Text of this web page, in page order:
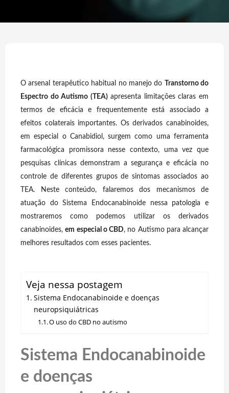
O arsenal terapêutico habitual no manejo do Transtorno do
Espectro do Autismo (TEA)apresenta limitações claras em
termos de eficácia e frequentemente está associado a
efeitos colaterais importantes. Os derivados canabinoides,
em especial o Canabidiol, surgem como uma ferramenta
farmacológica promissora nesse contexto, uma vez que
pesquisas clínicas demonstram a segurança e eficácia no
controle de diferentes grupos de sintomas associados ao
TEA. Neste conteúdo, falaremos dos mecanismos de
atuação do Sistema Endocanabinoide nessa patologia e
mostraremos como podemos utilizar os derivados
canabinoides,em especial o CBD, no Autismo para alcançar
melhores resultados com esses pacientes.
Veja nessa postagem
Sistema Endocanabinoide e doenças
neuropsiquiátricas
O uso do CBD no autismo
Sistema Endocanabinoide
e doenças